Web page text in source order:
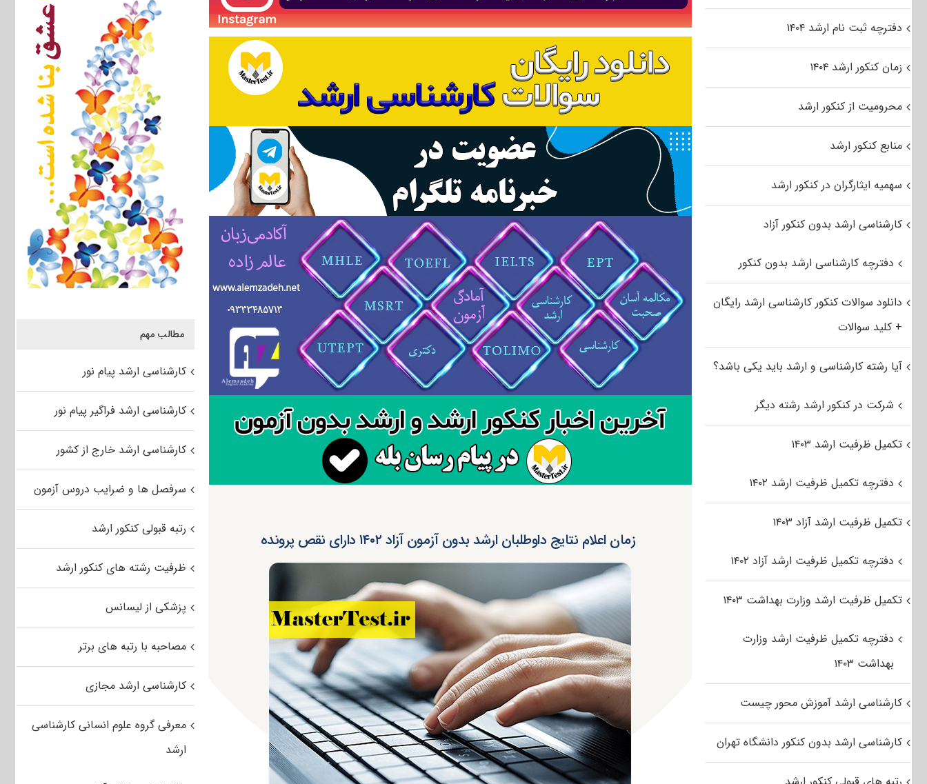
زمان اعلام نتایج داوطلبان ارشد بدون آزمون آزاد ۱۴۰۲ دارای نقص پرونده
مطالب مهم
کارشناسی ارشد پیام نور
کارشناسی ارشد فراگیر پیام نور
کارشناسی ارشد خارج از کشور
سرفصل ها و ضرایب دروس آزمون
رتبه قبولی کنکور ارشد
ظرفیت رشته های کنکور ارشد
پزشکی از لیسانس
مصاحبه با رتبه های برتر
کارشناسی ارشد مجازی
معرفی گروه علوم انسانی کارشناسی
ارشد
دفترچه ثبت نام ارشد ۱۴۰۴
زمان کنکور ارشد ۱۴۰۴
محرومیت از کنکور ارشد
منابع کنکور ارشد
سهمیه ایثارگران در کنکور ارشد
کارشناسی ارشد بدون کنکور آزاد
دفترچه کارشناسی ارشد بدون کنکور
دانلود سوالات کنکور کارشناسی ارشد رایگان
+ کلید سوالات
آیا رشته کارشناسی و ارشد باید یکی باشد؟
شرکت در کنکور ارشد رشته دیگر
تکمیل ظرفیت ارشد ۱۴۰۳
دفترچه تکمیل ظرفیت ارشد ۱۴۰۲
تکمیل ظرفیت ارشد آزاد ۱۴۰۳
دفترچه تکمیل ظرفیت ارشد آزاد ۱۴۰۲
تکمیل ظرفیت ارشد وزارت بهداشت ۱۴۰۳
دفترچه تکمیل ظرفیت ارشد وزارت
بهداشت ۱۴۰۳
کارشناسی ارشد آموزش محور چیست
کارشناسی ارشد بدون کنکور دانشگاه تهران